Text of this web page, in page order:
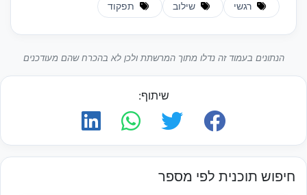
רגשי שילוב תפקוד
הנתונים בעמוד זה נדלו מתוך המרשתת ולכן לא בהכרח שהם מעודכנים
שיתוף:
חיפוש תוכנית לפי מספר